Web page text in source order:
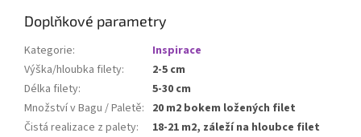
Doplňkové parametry
Kategorie:
Inspirace
Výška/hloubka filety:
2-5 cm
Délka filety:
5-30 cm
Množství v Bagu / Paletě: 20 m2 bokem ložených filet
Čistá realizace z palety:
18-21 m2, záleží na hloubce filet